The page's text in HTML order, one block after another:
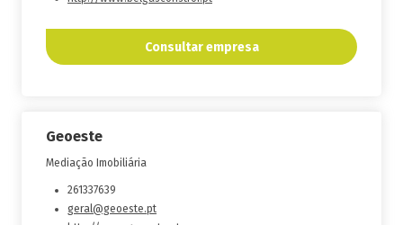
Consultar empresa
Geoeste
Mediação Imobiliária
261337639
geral@geoeste.pt